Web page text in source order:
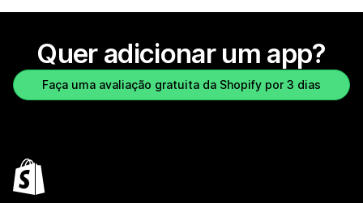
Quer adicionar um app?
Faça uma avaliação gratuita da Shopify por 3 dias